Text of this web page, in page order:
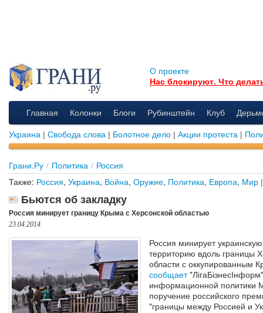
О проекте
Нас блокируют. Что
Главная Колонки Блоги Рубинштейн Клуб
Украина | Свобода слова | Болотное дело | Акции протеста |
Грани.Ру / Политика / Россия
Также: Россия, Украина, Война, Оружие, Политика, Европа, Мир
Бьются об закладку
Россия минирует границу Крыма с Херсонской областью
23.04.2014
Россия минирует украинскую
территорию вдоль границы
области с оккупированным
сообщает
информационной политики
поручение российского
"границы между Россией и